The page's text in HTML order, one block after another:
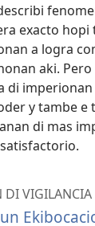
exacto
a logra
aki. Pero
di
y tambe e
di mas
DI VIGILANCIA